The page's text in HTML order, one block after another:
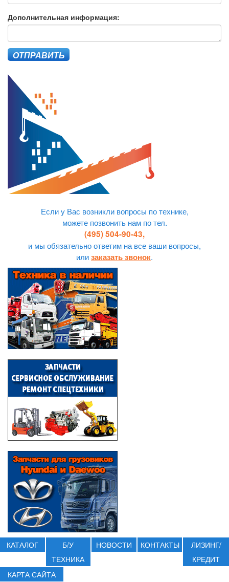
Дополнительная информация:
ОТПРАВИТЬ
Если у Вас возникли вопросы по технике,
можете позвонить нам по тел.
(495) 504-90-43,
и мы обязательно ответим на все ваши вопросы,
илизаказать звонок.
КАТАЛОГ
Б/У
ТЕХНИКА
НОВОСТИ КОНТАКТЫ
ЛИЗИНГ/
КРЕДИТ
КАРТА САЙТА